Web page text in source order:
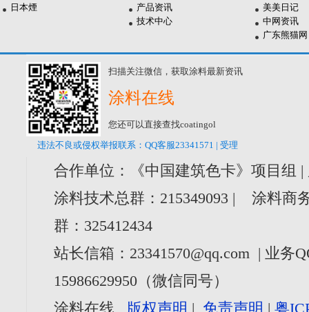
日本煙
产品资讯
技术中心
美美日记
中网资讯
广东熊猫网
扫描关注微信，获取涂料最新资讯
涂料在线
您还可以直接查找coatingol
违法不良或侵权举报联系：QQ客服23341571 | 受理
合作单位：《中国建筑色卡》项目组
涂料技术总群：215349093 | 涂料商
群：325412434
站长信箱：23341570@qq.com | 业务
15986629950（微信同号）
涂料在线 版权声明 | 免责声明 |粤